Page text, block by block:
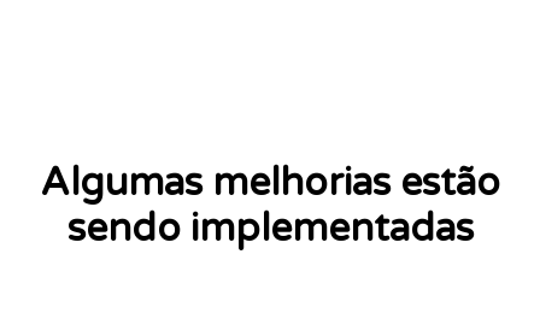
Algumas melhorias estão
sendo implementadas